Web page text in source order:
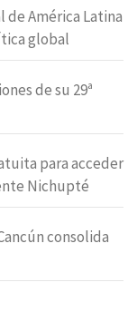
de América Latina
global
de su 29ª
para acceder
Nichupté
consolida